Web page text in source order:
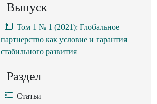
Выпуск
Том 1 № 1 (2021): Глобальное
партнерство как условие и гарантия
стабильного развития
Раздел
Статьи